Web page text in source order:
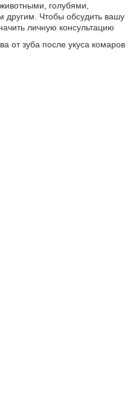
голубями,
другим. Чтобы обсудить вашу
личную консультацию